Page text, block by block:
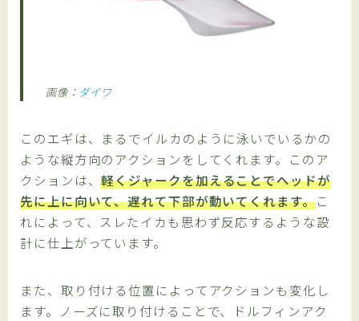
画像： ダイワ
このエギは、まるでイルカのように泳いでいるかの
ような縦方向のアクションをしてくれます。このア
クションは、軽くジャークを加えることでヘッドが
先に上に向いて、遅れて下部が動いてくれます。こ
れによって、スレたイカも思わず反応するような設
計に仕上がっています。
また、取り付ける位置によってアクションも変化し
ます。ノーズに取り付けることで、ドルフィンアク